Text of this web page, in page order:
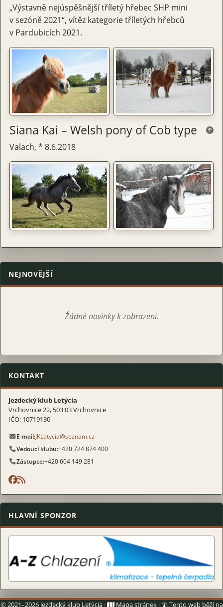
„Výstavně nejúspěšnější tříletý hřebec SHP mini
v sezóně 2021“, vítěz kategorie tříletých hřebců
v Pardubicích 2021.
Siana Kai – Welsh pony of Cob type
Valach, * 8.6.2018
NEJNOVĚJŠÍ
Žádné novinky k zobrazení.
KONTAKT
Jezdecký klub Letýcia
Vrchovnice 22, 503 03 Vrchovnice
IČO: 10719130
E-mail:JKLetycia@seznam.cz
Vedoucí klubu:+420 724 874 400
Zástupce:+420 604 149 281
HLAVNÍ SPONZOR
© 2021–2026 Jezdecký klub Letýcia · Mapa stránek· Tento web běží na